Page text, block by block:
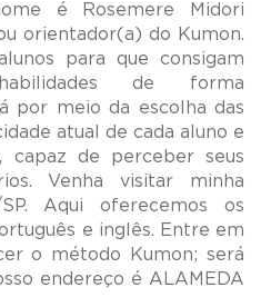
é Rosemere Midori
orientador(a) do Kumon.
para que consigam
de forma
por meio da escolha das
atual de cada aluno e
capaz de perceber seus
Venha visitar minha
Aqui oferecemos os
e inglês. Entre em
o método Kumon; será
endereço é ALAMEDA